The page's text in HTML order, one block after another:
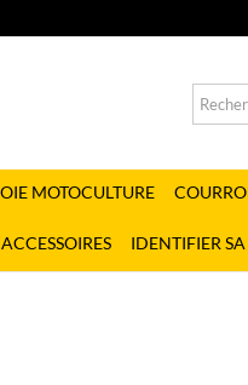
MOTOCULTURE
ACCESSOIRES IDENTIFIER